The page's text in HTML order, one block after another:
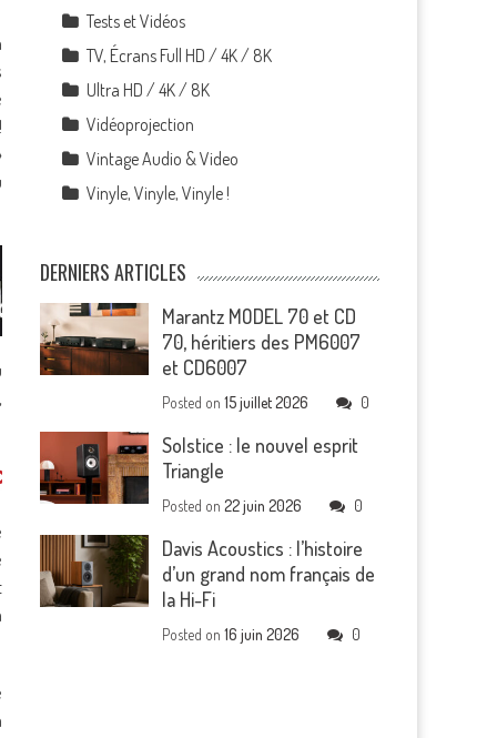
Tests et Vidéos
TV, Écrans Full HD / 4K / 8K
Ultra HD / 4K / 8K
Vidéoprojection
Vintage Audio & Video
Vinyle, Vinyle, Vinyle !
DERNIERS ARTICLES
Marantz MODEL 70 et CD
70, héritiers des PM6007
et CD6007
Posted on15 juillet 2026 0
Solstice : le nouvel esprit
Triangle
Posted on22 juin 2026 0
Davis Acoustics : l’histoire
d’un grand nom français de
la Hi-Fi
Posted on16 juin 2026 0